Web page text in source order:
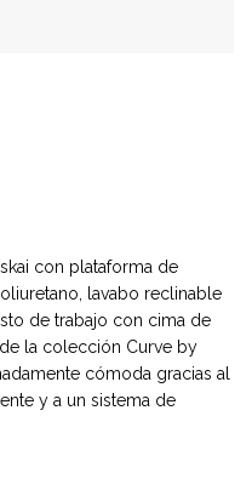
con plataforma de
lavabo reclinable
de trabajo con cima de
la colección Curve by
cómoda gracias al
y a un sistema de